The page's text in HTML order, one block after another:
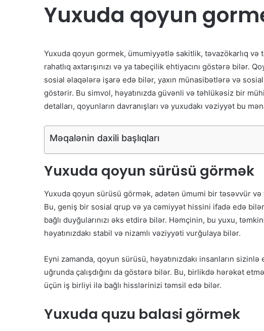
Yuxuda qoyun
Yuxuda qoyun gormek, ümumiyyətlə sakitlik, təvazökarlıq və
rahatlıq axtarışınızı və ya tabeçilik ehtiyacını göstərə bilər.
sosial əlaqələrə işarə edə bilər, yaxın münasibətlərə və
göstərir. Bu simvol, həyatınızda güvənli və təhlükəsiz bir
detalları, qoyunların davranışları və yuxudakı vəziyyət bu
Məqalənin daxili başlıqları
Yuxuda qoyun sürüsü görmək
Yuxuda qoyun sürüsü görmək, adətən ümumi bir təsəvvür
Bu, geniş bir sosial qrup və ya cəmiyyət hissini ifadə edə
bağlı duyğularınızı əks etdirə bilər. Həmçinin, bu yuxu,
həyatınızdakı stabil və nizamlı vəziyyəti vurğulaya bilər.
Eyni zamanda, qoyun sürüsü, həyatınızdakı insanların
uğrunda çalışdığını da göstərə bilər. Bu, birlikdə hərəkət
üçün iş birliyi ilə bağlı hisslərinizi təmsil edə bilər.
Yuxuda quzu balasi görmek